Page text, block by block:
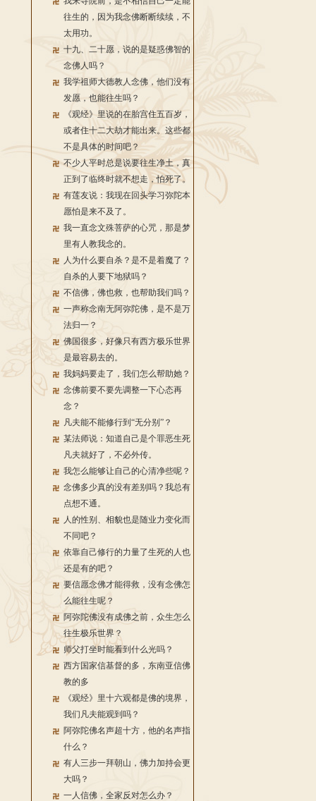
往生的，因为我念佛断断续续，不
太用功。
十九、二十愿，说的是疑惑佛智的
念佛人吗？
我学祖师大德教人念佛，他们没有
发愿，也能往生吗？
《观经》里说的在胎宫住五百岁，
或者住十二大劫才能出来。这些都
不是具体的时间吧？
不少人平时总是说要往生净土，真
正到了临终时就不想走，怕死了。
有莲友说：我现在回头学习弥陀本
愿怕是来不及了。
我一直念文殊菩萨的心咒，那是梦
里有人教我念的。
人为什么要自杀？是不是着魔了？
自杀的人要下地狱吗？
不信佛，佛也救，也帮助我们吗？
一声称念南无阿弥陀佛，是不是万
法归一？
佛国很多，好像只有西方极乐世界
是最容易去的。
我妈妈要走了，我们怎么帮助她？
念佛前要不要先调整一下心态再
念？
凡夫能不能修行到“无分别”？
某法师说：知道自己是个罪恶生死
凡夫就好了，不必外传。
我怎么能够让自己的心清净些呢？
念佛多少真的没有差别吗？我总有
点想不通。
人的性别、相貌也是随业力变化而
不同吧？
依靠自己修行的力量了生死的人也
还是有的吧？
要信愿念佛才能得救，没有念佛怎
么能往生呢？
阿弥陀佛没有成佛之前，众生怎么
往生极乐世界？
师父打坐时能看到什么光吗？
西方国家信基督的多，东南亚信佛
教的多
《观经》里十六观都是佛的境界，
我们凡夫能观到吗？
阿弥陀佛名声超十方，他的名声指
什么？
有人三步一拜朝山，佛力加持会更
大吗？
一人信佛，全家反对怎么办？